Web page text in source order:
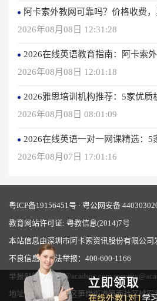
阿卡索外教网可靠吗？价格收费
2026年08月08日 12:31:28
2026在线英语教育指南：阿卡索
2026年08月08日 12:01:18
2026雅思培训机构推荐：5家优质
2026年08月08日 08:01:09
2026在线英语一对一网课精选：5
2026年08月07日 17:01:16
粤ICP备19156451号 · 粤公网安备
教育网站许可证: 粤教信息(2014)7号
本站信息由深圳市阿卡索资讯股份有限公司
不良信息和违法举报：400-600-1166
举报邮箱：
地址：深圳市罗湖区笋岗街道笋西社区桃